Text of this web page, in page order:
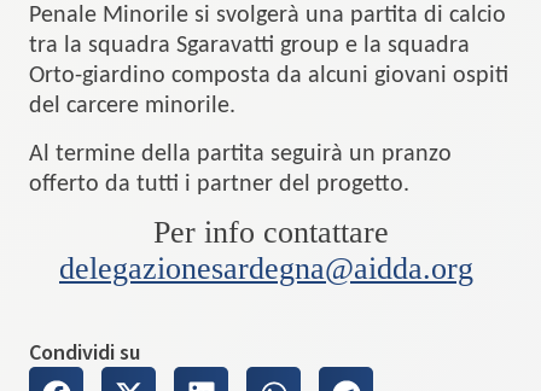
Penale Minorile si svolgerà una partita di calcio
tra la squadra Sgaravatti group e la squadra
Orto-giardino composta da alcuni giovani ospiti
del carcere minorile.
Al termine della partita seguirà un pranzo
offerto da tutti i partner del progetto.
Per info contattare
delegazionesardegna@aidda.org
Condividi su